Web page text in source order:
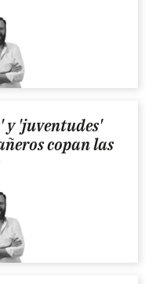
y 'juventudes'
copan las